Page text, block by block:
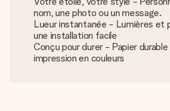
nom, une photo ou un message.
Lueur instantanée - Lumières et
une installation facile
Conçu pour durer - Papier
impression en couleurs